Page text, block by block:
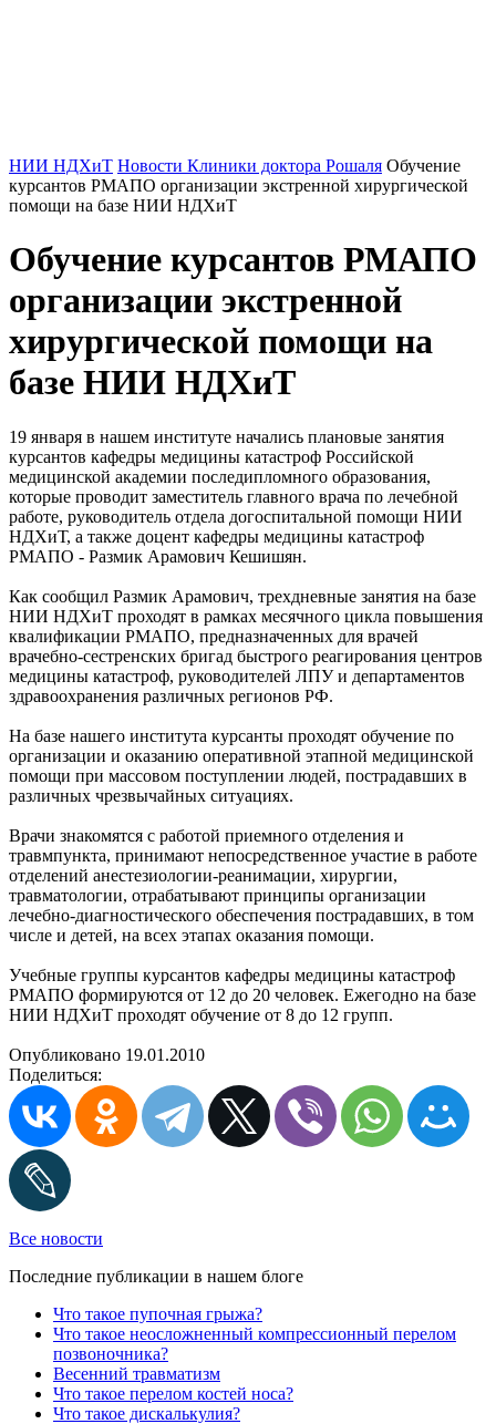
НИИ НДХиТ Новости Клиники доктора Рошаля Обучение
курсантов РМАПО организации экстренной хирургической
помощи на базе НИИ НДХиТ
Обучение курсантов РМАПО
организации экстренной
хирургической помощи на
базе НИИ НДХиТ
19 января в нашем институте начались плановые занятия
курсантов кафедры медицины катастроф Российской
медицинской академии последипломного образования,
которые проводит заместитель главного врача по лечебной
работе, руководитель отдела догоспитальной помощи НИИ
НДХиТ, а также доцент кафедры медицины катастроф
РМАПО - Размик Арамович Кешишян.
Как сообщил Размик Арамович, трехдневные занятия на базе
НИИ НДХиТ проходят в рамках месячного цикла повышения
квалификации РМАПО, предназначенных для врачей
врачебно-сестренских бригад быстрого реагирования центров
медицины катастроф, руководителей ЛПУ и департаментов
здравоохранения различных регионов РФ.
На базе нашего института курсанты проходят обучение по
организации и оказанию оперативной этапной медицинской
помощи при массовом поступлении людей, пострадавших в
различных чрезвычайных ситуациях.
Врачи знакомятся с работой приемного отделения и
травмпункта, принимают непосредственное участие в работе
отделений анестезиологии-реанимации, хирургии,
травматологии, отрабатывают принципы организации
лечебно-диагностического обеспечения пострадавших, в том
числе и детей, на всех этапах оказания помощи.
Учебные группы курсантов кафедры медицины катастроф
РМАПО формируются от 12 до 20 человек. Ежегодно на базе
НИИ НДХиТ проходят обучение от 8 до 12 групп.
Опубликовано 19.01.2010
Поделиться:
Все новости
Последние публикации в нашем блоге
Что такое пупочная грыжа?
Что такое неосложненный компрессионный перелом
позвоночника?
Весенний травматизм
Что такое перелом костей носа?
Что такое дискалькулия?